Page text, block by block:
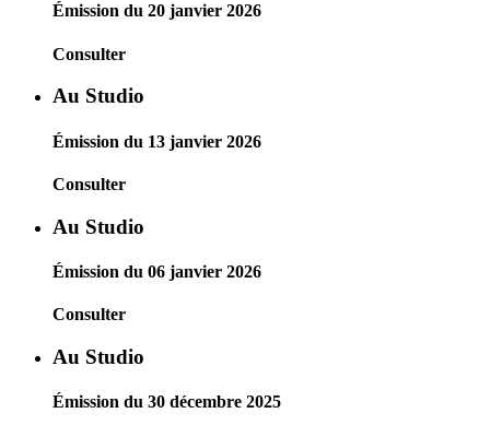
Émission du 20 janvier 2026
Consulter
Au Studio
Émission du 13 janvier 2026
Consulter
Au Studio
Émission du 06 janvier 2026
Consulter
Au Studio
Émission du 30 décembre 2025